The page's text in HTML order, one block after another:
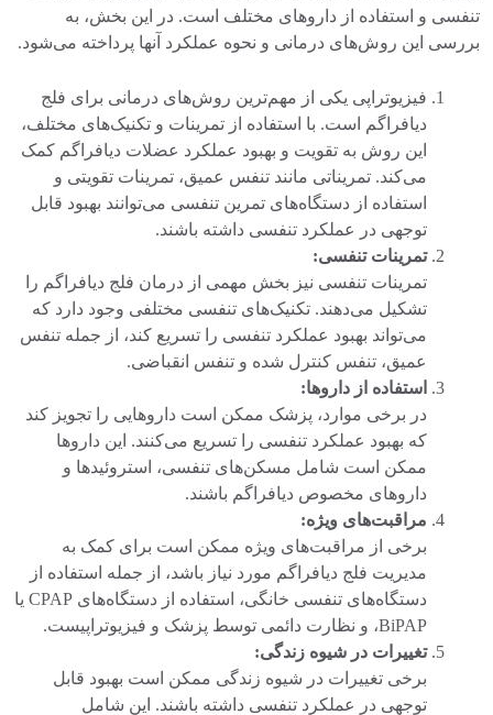
تنفسی و استفاده از داروهای مختلف است. در این بخش، به
بررسی این روش‌های درمانی و نحوه عملکرد آنها پرداخته می‌شود.
فیزیوتراپی یکی از مهم‌ترین روش‌های درمانی برای فلج
دیافراگم است. با استفاده از تمرینات و تکنیک‌های مختلف،
این روش به تقویت و بهبود عملکرد عضلات دیافراگم کمک
می‌کند. تمریناتی مانند تنفس عمیق، تمرینات تقویتی و
استفاده از دستگاه‌های تمرین تنفسی می‌توانند بهبود قابل
توجهی در عملکرد تنفسی داشته باشند.
تمرینات تنفسی:
تمرینات تنفسی نیز بخش مهمی از درمان فلج دیافراگم را
تشکیل می‌دهند. تکنیک‌های تنفسی مختلفی وجود دارد که
می‌تواند بهبود عملکرد تنفسی را تسریع کند، از جمله تنفس
عمیق، تنفس کنترل شده و تنفس انقباضی.
استفاده از داروها:
در برخی موارد، پزشک ممکن است داروهایی را تجویز کند
که بهبود عملکرد تنفسی را تسریع می‌کنند. این داروها
ممکن است شامل مسکن‌های تنفسی، استروئیدها و
داروهای مخصوص دیافراگم باشند.
مراقبت‌های ویژه:
برخی از مراقبت‌های ویژه ممکن است برای کمک به
مدیریت فلج دیافراگم مورد نیاز باشد، از جمله استفاده از
دستگاه‌های تنفسی خانگی، استفاده از دستگاه‌های CPAP یا
BiPAP، و نظارت دائمی توسط پزشک و فیزیوتراپیست.
تغییرات در شیوه زندگی:
برخی تغییرات در شیوه زندگی ممکن است بهبود قابل
توجهی در عملکرد تنفسی داشته باشند. این شامل